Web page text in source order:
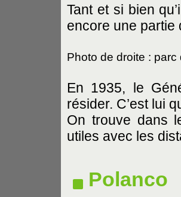
Tant et si bien
encore une partie
Photo de droite :
En 1935, le
résider. C’est lui
On trouve dans
utiles avec les
Polanco